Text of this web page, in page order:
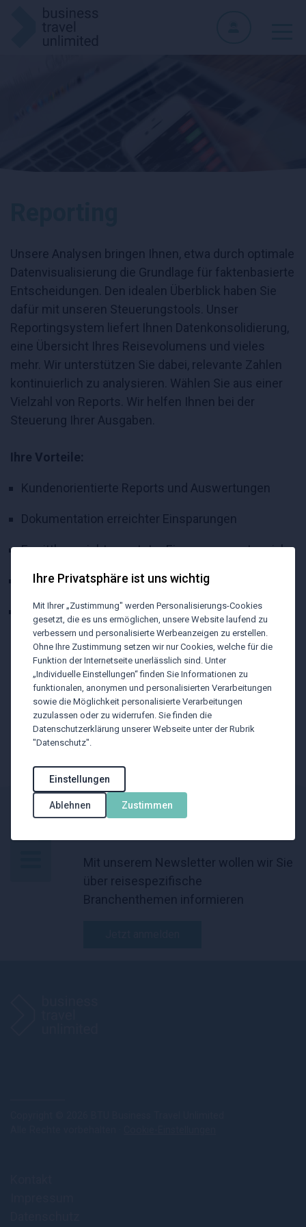
Unsere Analysen bringen Ihnen, etwa durch optimale
Datenvisualisierung die Grundlage für faktenbasierte
Entscheidungen. Den idealen Überblick haben Sie
dafür mit unseren Steuerungstools. Unser
Reportingsystem liefert Ihnen Datenkonsolidierung,
eine Übersicht Ihres Reisevolumens und vieles
mehr. Wir unterstützen Sie dabei, relevante Zahlen
kontinuierlich zu analysieren. Wählen Sie aus einer
Vielzahl von Reports. Wir helfen Ihnen bei der
Steuerung Ihrer Ausgaben.
Ihre Vorteile:
Kundenorientierte Reports und Auswertungen
Dokumentation erreichter Einsparungen
Ermittlung nicht genutzter Einsparungspotenziale
Destinations- und Airline-Reports
Excel-Rohdatenstatistik zur internen
Weiterverarbeitung
Für mehr Informationen melden Sie sich bei uns...
One Stop Shop
BTU Newsletter
Mit unserem Newsletter wollen wir Sie
über reisespezifische
Branchenthemen informieren
Ihre Privatsphäre ist uns wichtig
Mit Ihrer „Zustimmung" werden Personalisierungs-Cookies
gesetzt, die es uns ermöglichen, unsere Website laufend zu
verbessern und personalisierte Werbeanzeigen zu erstellen.
Ohne Ihre Zustimmung setzen wir nur Cookies, welche für die
Funktion der Internetseite unerlässlich sind. Unter
„Individuelle Einstellungen“ finden Sie Informationen zu
funktionalen, anonymen und personalisierten Verarbeitungen
sowie die Möglichkeit personalisierte Verarbeitungen
zuzulassen oder zu widerrufen. Sie finden die
Datenschutzerklärung unserer Webseite unter der Rubrik
"Datenschutz".
Einstellungen
Ablehnen Zustimmen